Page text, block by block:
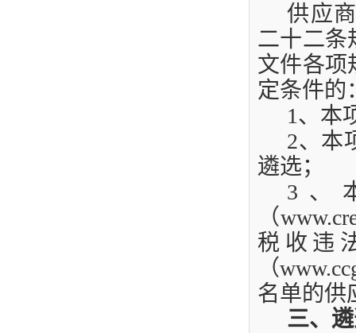
供应
二十二条
文件各项
定条件的
1、本
2、本
遴选；
3 、
（
税收违
（
名单的供
三、